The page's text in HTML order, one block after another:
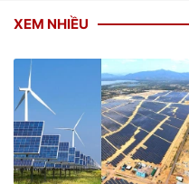
XEM NHIỀU